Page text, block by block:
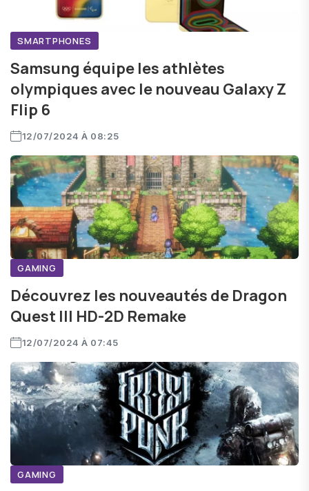
SMARTPHONES
Samsung équipe les athlètes
olympiques avec le nouveau Galaxy Z
Flip 6
12/07/2024 À 08:25
GAMING
Découvrez les nouveautés de Dragon
Quest III HD-2D Remake
12/07/2024 À 07:45
GAMING